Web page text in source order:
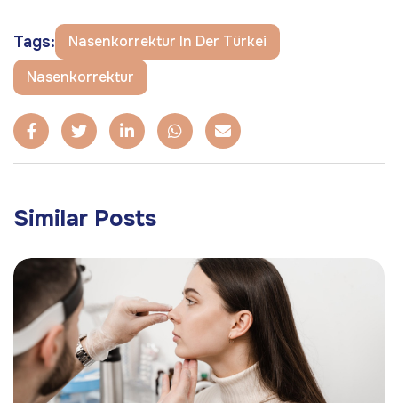
Tags:
Nasenkorrektur In Der Türkei
Nasenkorrektur
Similar Posts